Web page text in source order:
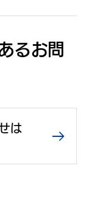
るお問
は